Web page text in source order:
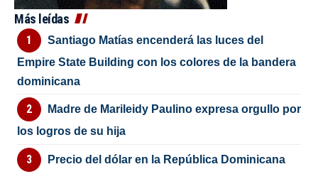
Más leídas
Santiago Matías encenderá las luces del
Empire State Building con los colores de la bandera
dominicana
Madre de Marileidy Paulino expresa orgullo por
los logros de su hija
Precio del dólar en la República Dominicana